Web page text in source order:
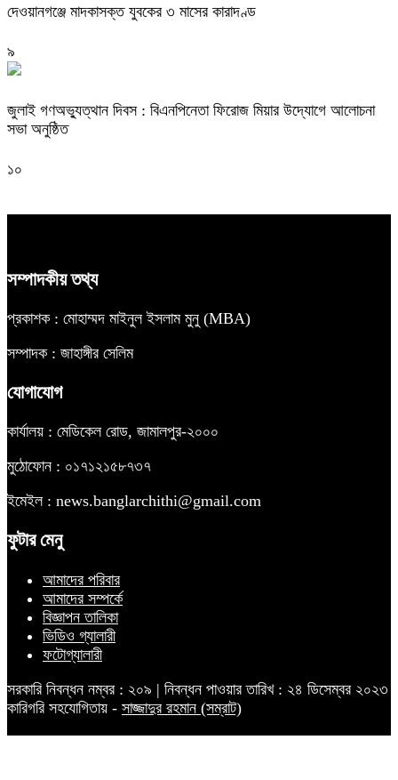
দেওয়ানগঞ্জে মাদকাসক্ত যুবকের ৩ মাসের কারাদণ্ড
৯
জুলাই গণঅভ্যুত্থান দিবস : বিএনপিনেতা ফিরোজ মিয়ার উদ্যোগে আলোচনা
সভা অনুষ্ঠিত
১০
সম্পাদকীয় তথ্য
প্রকাশক : মোহাম্মদ মাইনুল ইসলাম মুনু (MBA)
সম্পাদক : জাহাঙ্গীর সেলিম
যোগাযোগ
কার্যালয় : মেডিকেল রোড, জামালপুর-২০০০
মুঠোফোন : ০১৭১২১৫৮৭৩৭
ইমেইল : news.banglarchithi@gmail.com
ফুটার মেনু
আমাদের পরিবার
আমাদের সম্পর্কে
বিজ্ঞাপন তালিকা
ভিডিও গ্যালারী
ফটোগ্যালারী
সরকারি নিবন্ধন নম্বর : ২০৯ | নিবন্ধন পাওয়ার তারিখ : ২৪ ডিসেম্বর ২০২৩
কারিগরি সহযোগিতায় - সাজ্জাদুর রহমান (সম্রাট)